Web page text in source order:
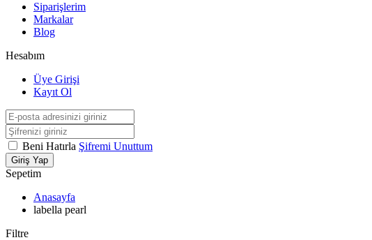
Siparişlerim
Markalar
Blog
Hesabım
Üye Girişi
Kayıt Ol
Beni Hatırla Şifremi Unuttum
Giriş Yap
Sepetim
Anasayfa
labella pearl
Filtre